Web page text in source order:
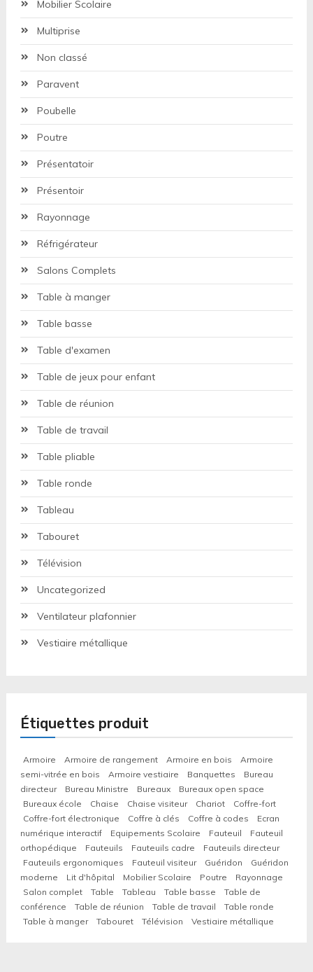
Mobilier Scolaire
Multiprise
Non classé
Paravent
Poubelle
Poutre
Présentatoir
Présentoir
Rayonnage
Réfrigérateur
Salons Complets
Table à manger
Table basse
Table d'examen
Table de jeux pour enfant
Table de réunion
Table de travail
Table pliable
Table ronde
Tableau
Tabouret
Télévision
Uncategorized
Ventilateur plafonnier
Vestiaire métallique
Étiquettes produit
Armoire Armoire de rangement Armoire en bois
Armoire
semi-vitrée en bois
Armoire vestiaire Banquettes
Bureau
directeur
Bureau Ministre Bureaux
Bureaux open space
Bureaux école
Chaise Chaise visiteur Chariot
Coffre-fort
Coffre-fort électronique
Coffre à clés Coffre à codes
Ecran
numérique interactif
Equipements Scolaire Fauteuil
Fauteuil
orthopédique
Fauteuils Fauteuils cadre
Fauteuils directeur
Fauteuils ergonomiques
Fauteuil visiteur Guéridon
Guéridon
moderne
Lit d'hôpital Mobilier Scolaire Poutre
Rayonnage
Salon complet
Table Tableau Table basse
Table de
conférence
Table de réunion Table de travail
Table ronde
Table à manger
Tabouret Télévision Vestiaire métallique